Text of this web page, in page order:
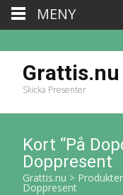
Grattis.nu
Skicka Presenter
Kort “På
Doppresent
Grattis.nu > Produkter
Doppresent
MENY